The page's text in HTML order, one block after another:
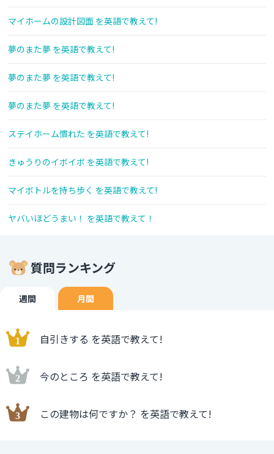
マイホームの設計図面 を英語で教えて!
夢のまた夢 を英語で教えて!
夢のまた夢 を英語で教えて!
夢のまた夢 を英語で教えて!
ステイホーム慣れた を英語で教えて!
きゅうりのイボイボ を英語で教えて!
マイボトルを持ち歩く を英語で教えて!
ヤバいほどうまい！ を英語で教えて！
質問ランキング
週間 月間
自引きする を英語で教えて!
今のところ を英語で教えて!
この建物は何ですか？ を英語で教えて!